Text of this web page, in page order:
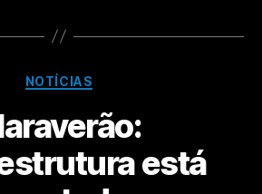
NOTÍCIAS
está